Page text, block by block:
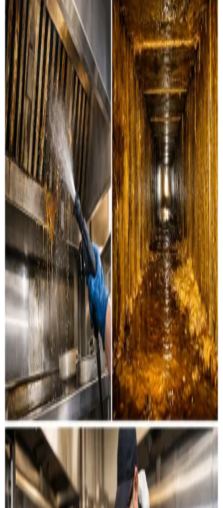
Boligventilation
Grundig rensning af ventilationskanaler, ventiler og
aggregater i private boliger i Aalborg. Vi servicerer alle
mærker.
Læs mere
Industri & erhverv
Professionel rensning af industrielle ventilationssystemer
og erhvervsanlæg i Aalborg og omegn.
Læs mere